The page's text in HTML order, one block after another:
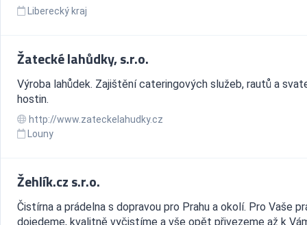
Liberecký kraj
Žatecké lahůdky, s.r.o.
Výroba lahůdek. Zajištění cateringových služeb, rautů a
hostin.
http://www.zateckelahudky.cz
Louny
Žehlík.cz s.r.o.
Čistírna a prádelna s dopravou pro Prahu a okolí. Pro Vaše
dojedeme, kvalitně vyčistíme a vše opět přivezeme až k